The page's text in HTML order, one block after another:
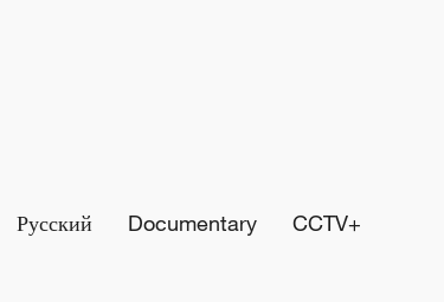
Русский Documentary CCTV+